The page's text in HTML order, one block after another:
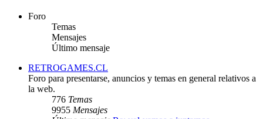
Foro
Temas
Mensajes
Último mensaje
RETROGAMES.CL
Foro para presentarse, anuncios y temas en general relativos a
la web.
776 Temas
9955 Mensajes